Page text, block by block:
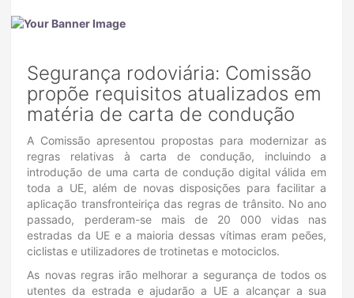
Segurança rodoviária: Comissão
propõe requisitos atualizados em
matéria de carta de condução
A Comissão apresentou propostas para modernizar as
regras relativas à carta de condução, incluindo a
introdução de uma carta de condução digital válida em
toda a UE, além de novas disposições para facilitar a
aplicação transfronteiriça das regras de trânsito. No ano
passado, perderam-se mais de 20 000 vidas nas
estradas da UE e a maioria dessas vítimas eram peões,
ciclistas e utilizadores de trotinetas e motociclos.
As novas regras irão melhorar a segurança de todos os
utentes da estrada e ajudarão a UE a alcançar a sua